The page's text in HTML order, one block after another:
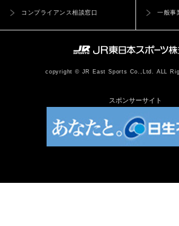
copyright © JR East Sports Co.,Ltd. ALL
コンプライアンス相談窓口 一般事
スポンサーサイト